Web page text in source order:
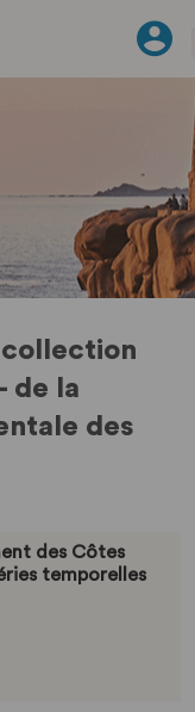
de la
des
des Côtes
temporelles